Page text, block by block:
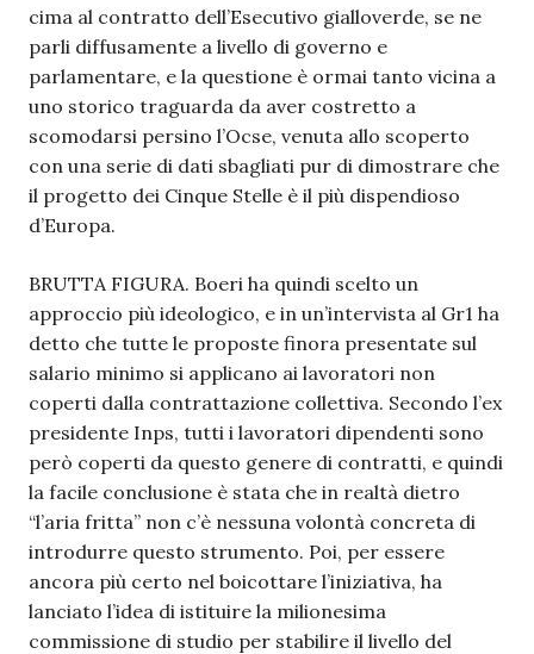
cima al contratto dell’Esecutivo gialloverde, se ne
parli diffusamente a livello di governo e
parlamentare, e la questione è ormai tanto vicina a
uno storico traguarda da aver costretto a
scomodarsi persino l’Ocse, venuta allo scoperto
con una serie di dati sbagliati pur di dimostrare che
il progetto dei Cinque Stelle è il più dispendioso
d’Europa.
BRUTTA FIGURA. Boeri ha quindi scelto un
approccio più ideologico, e in un’intervista al Gr1 ha
detto che tutte le proposte finora presentate sul
salario minimo si applicano ai lavoratori non
coperti dalla contrattazione collettiva. Secondo l’ex
presidente Inps, tutti i lavoratori dipendenti sono
però coperti da questo genere di contratti, e quindi
la facile conclusione è stata che in realtà dietro
“l’aria fritta” non c’è nessuna volontà concreta di
introdurre questo strumento. Poi, per essere
ancora più certo nel boicottare l’iniziativa, ha
lanciato l’idea di istituire la milionesima
commissione di studio per stabilire il livello del